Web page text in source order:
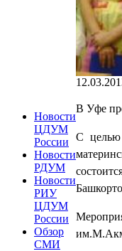
Новости
ЦДУМ
России
Новости
РДУМ
Новости
РИУ
ЦДУМ
России
Обзор
СМИ
В Уфе
С целью